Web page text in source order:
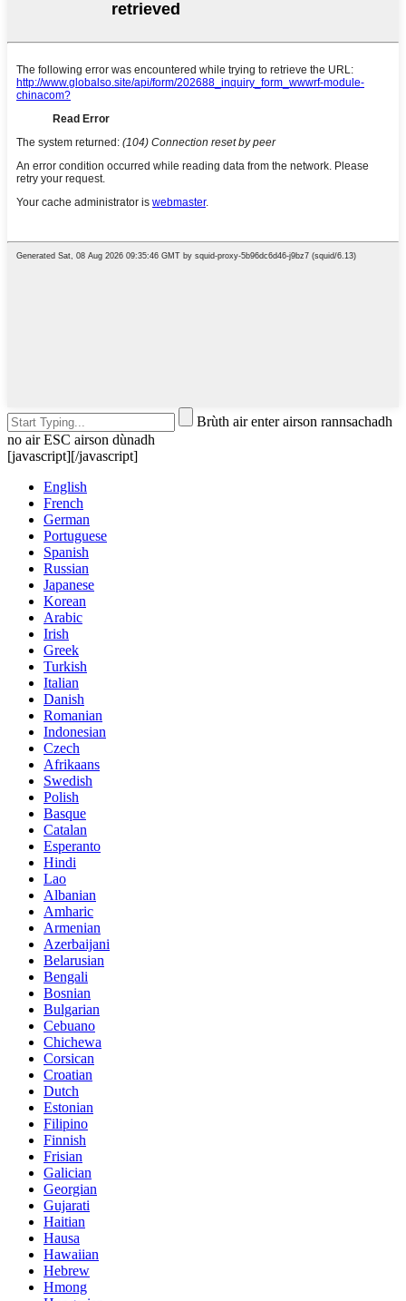
Brùth air enter airson rannsachadh
no air ESC airson dùnadh
[javascript][/javascript]
English
French
German
Portuguese
Spanish
Russian
Japanese
Korean
Arabic
Irish
Greek
Turkish
Italian
Danish
Romanian
Indonesian
Czech
Afrikaans
Swedish
Polish
Basque
Catalan
Esperanto
Hindi
Lao
Albanian
Amharic
Armenian
Azerbaijani
Belarusian
Bengali
Bosnian
Bulgarian
Cebuano
Chichewa
Corsican
Croatian
Dutch
Estonian
Filipino
Finnish
Frisian
Galician
Georgian
Gujarati
Haitian
Hausa
Hawaiian
Hebrew
Hmong